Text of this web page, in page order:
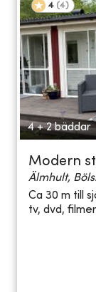
4 (4)
4 + 2 bäddar
Modern
Älmhult,
Ca 30 m till
tv, dvd,